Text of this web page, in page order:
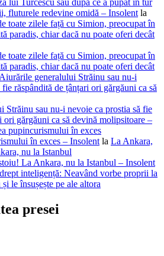
lui Turcescu sau după ce a pupat în tur
fluturele redevine omidă – Insolent la
toate zilele față cu Simion, preocupat în
paradis, chiar dacă nu poate oferi decât
toate zilele față cu Simion, preocupat în
paradis, chiar dacă nu poate oferi decât
Aiurările generalului Străinu sau nu-i
răspândită de țânțari ori gărgăuni ca să
Străinu sau nu-i nevoie ca prostia să fie
ori gărgăuni ca să devină molipsitoare –
pupincurismului în exces
în exces – Insolent la La Ankara,
nu la Istanbul
La Ankara, nu la Istanbul – Insolent
inteligență: Neavând vorbe proprii la
le însușește pe ale altora
presei